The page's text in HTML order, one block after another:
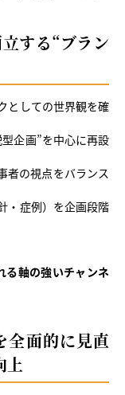
する“ブラン
としての世界観を確
企画”を中心に再設
者の視点をバランス
・症例）を企画段階
る軸の強いチャンネ
全面的に見直
上